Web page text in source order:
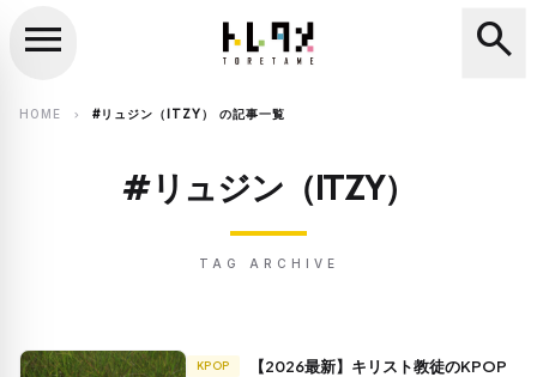
search
menu search
HOME chevron_right #リュジン（ITZY） の記事一覧
#リュジン（ITZY）
TAG ARCHIVE
KPOP